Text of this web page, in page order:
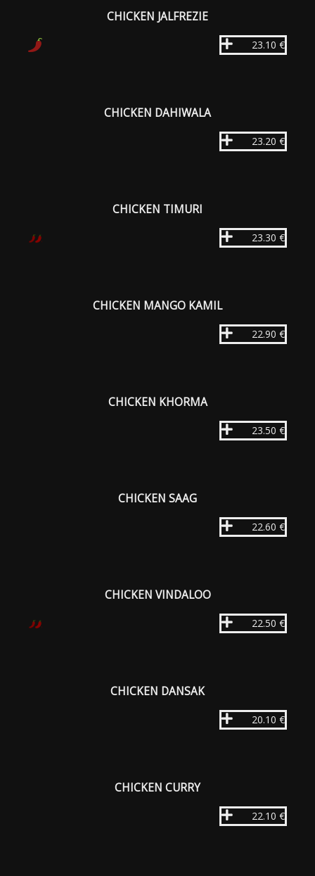
CHICKEN JALFREZIE
23.10 €
CHICKEN DAHIWALA
23.20 €
CHICKEN TIMURI
23.30 €
CHICKEN MANGO KAMIL
22.90 €
CHICKEN KHORMA
23.50 €
CHICKEN SAAG
22.60 €
CHICKEN VINDALOO
22.50 €
CHICKEN DANSAK
20.10 €
CHICKEN CURRY
22.10 €